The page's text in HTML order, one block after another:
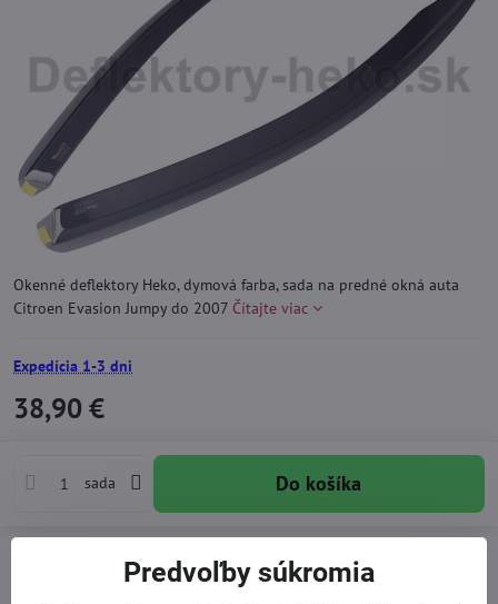
Okenné deflektory Heko, dymová farba, sada na predné okná auta
Citroen Evasion Jumpy do 2007 Čítajte viac
Expedícia 1-3 dni
38,90 €
sada Do košíka
Predvoľby súkromia